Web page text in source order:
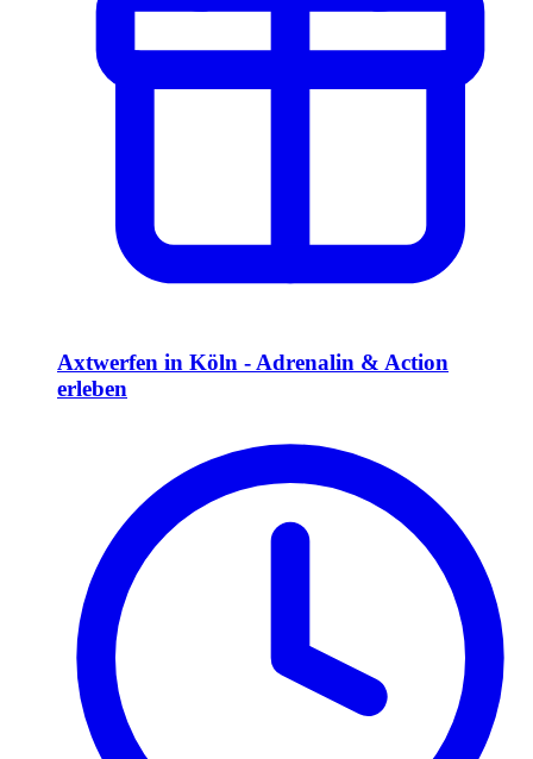
Axtwerfen in Köln - Adrenalin & Action
erleben